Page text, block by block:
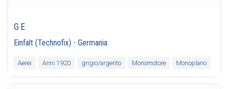
G E
Einfalt (Technofix) -Germania
Aerei Anni 1920 grigio/argento Monomotore Monoplano